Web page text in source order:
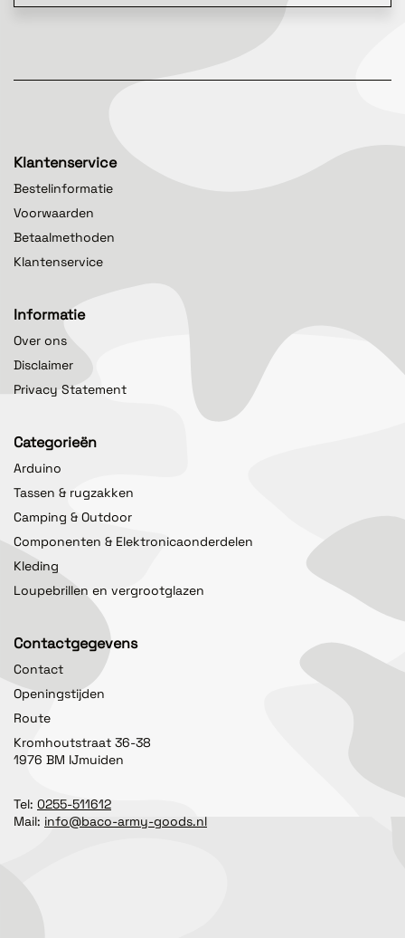
Klantenservice
Bestelinformatie
Voorwaarden
Betaalmethoden
Klantenservice
Informatie
Over ons
Disclaimer
Privacy Statement
Categorieën
Arduino
Tassen & rugzakken
Camping & Outdoor
Componenten & Elektronicaonderdelen
Kleding
Loupebrillen en vergrootglazen
Contactgegevens
Contact
Openingstijden
Route
Kromhoutstraat 36-38
1976 BM IJmuiden
Tel: 0255-511612
Mail: info@baco-army-goods.nl